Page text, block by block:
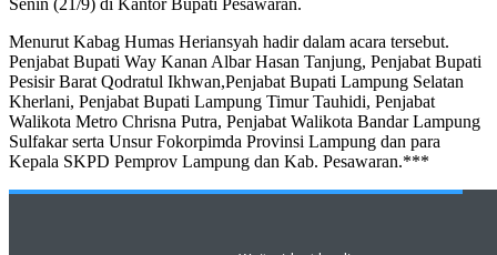
Menurut Kabag Humas Heriansyah hadir dalam acara tersebut.
Penjabat Bupati Way Kanan Albar Hasan Tanjung, Penjabat Bupati
Pesisir Barat Qodratul Ikhwan,Penjabat Bupati Lampung Selatan
Kherlani, Penjabat Bupati Lampung Timur Tauhidi, Penjabat
Walikota Metro Chrisna Putra, Penjabat Walikota Bandar Lampung
Sulfakar serta Unsur Fokorpimda Provinsi Lampung dan para
Kepala SKPD Pemprov Lampung dan Kab. Pesawaran.***